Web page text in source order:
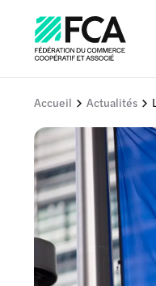
Accueil Actualités